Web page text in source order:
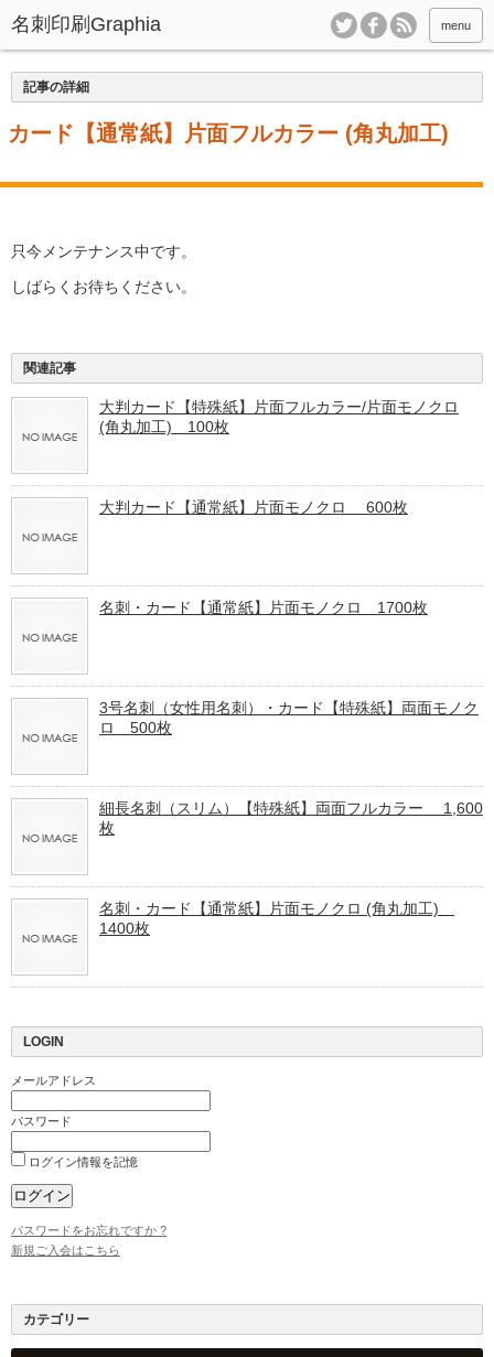
menu
記事の詳細
カード【通常紙】片面フルカラー (角丸加工)
只今メンテナンス中です。
しばらくお待ちください。
関連記事
大判カード【特殊紙】片面フルカラー/片面モノクロ
(角丸加工) 100枚
大判カード【通常紙】片面モノクロ 600枚
名刺・カード【通常紙】片面モノクロ 1700枚
3号名刺（女性用名刺）・カード【特殊紙】両面モノク
ロ 500枚
細長名刺（スリム）【特殊紙】両面フルカラー 1,600
枚
名刺・カード【通常紙】片面モノクロ (角丸加工)
1400枚
LOGIN
メールアドレス
パスワード
ログイン情報を記憶
パスワードをお忘れですか ?
新規ご入会はこちら
カテゴリー